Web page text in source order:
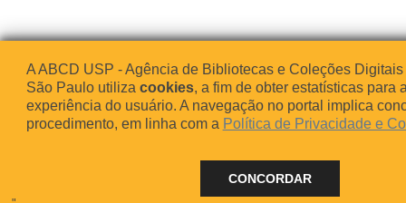
A ABCD USP - Agência de Bibliotecas e Coleções
São Paulo utiliza cookies, a fim de obter estatísticas para
experiência do usuário. A navegação no portal implica
procedimento, em linha com a Política de Privacidade e
CONCORDAR